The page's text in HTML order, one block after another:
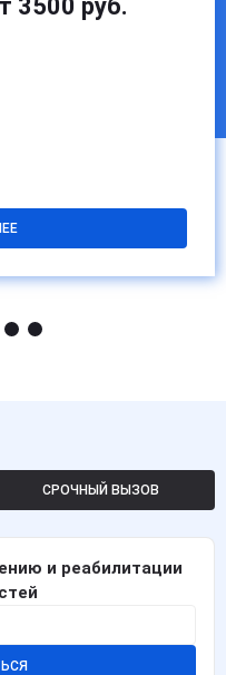
3500 руб.
СРОЧНЫЙ ВЫЗОВ
и реабилитации